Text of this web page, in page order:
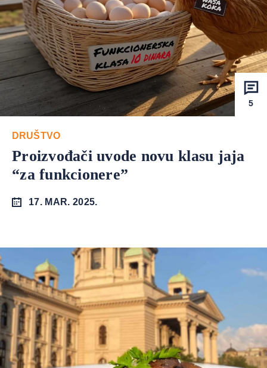
5
DRUŠTVO
Proizvođači uvode novu klasu jaja
“za funkcionere”
17. MAR. 2025.